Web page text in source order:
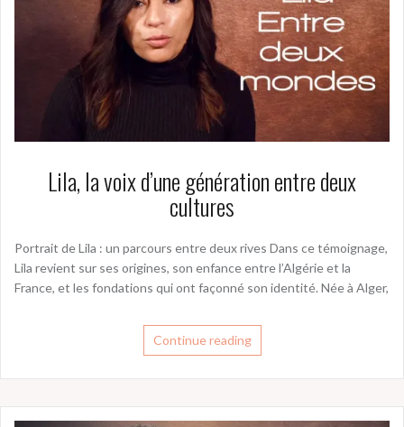
Lila, la voix d’une génération entre deux
cultures
Portrait de Lila : un parcours entre deux rives Dans ce témoignage,
Lila revient sur ses origines, son enfance entre l’Algérie et la
France, et les fondations qui ont façonné son identité. Née à Alger,
Continue reading